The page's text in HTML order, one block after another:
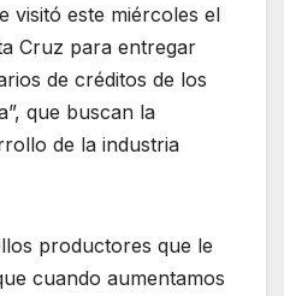
visitó este miércoles el
Cruz para entregar
de créditos de los
que buscan la
de la industria
productores que le
cuando aumentamos